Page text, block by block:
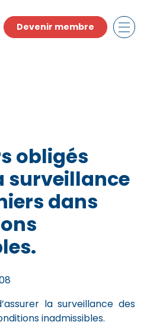
Devenir membre
obligés
surveillance
dans
la surveillance des
inadmissibles.